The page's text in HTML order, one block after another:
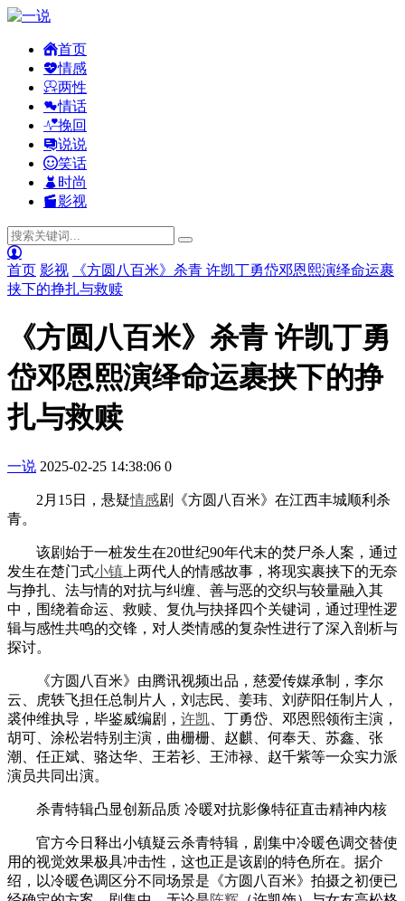
首页
情感
两性
情话
挽回
说说
笑话
时尚
影视
首页 影视
《方圆八百米》杀青 许凯丁勇岱邓恩熙演绎命运裹
挟下的挣扎与救赎
《方圆八百米》杀青 许凯丁勇
岱邓恩熙演绎命运裹挟下的挣
扎与救赎
一说 2025-02-25 14:38:06 0
2月15日，悬疑情感剧《方圆八百米》在江西丰城顺利杀
青。
该剧始于一桩发生在20世纪90年代末的焚尸杀人案，通过
发生在楚门式小镇 上两代人的情感故事，将现实裹挟下的无奈
与挣扎、法与情的对抗与纠缠、善与恶的交织与较量融入其
中，围绕着命运、救赎、复仇与抉择四个关键词，通过理性逻
辑与感性共鸣的交锋，对人类情感的复杂性进行了深入剖析与
探讨。
《方圆八百米》由腾讯视频出品，慈爱传媒承制，李尔
云、虎轶飞担任总制片人，刘志民、姜玮、刘萨阳任制片人，
裘仲维执导，毕鉴威编剧， 许凯 、丁勇岱、邓恩熙领衔主演，
胡可、涂松岩特别主演，曲栅栅、赵麒、何奉天、苏鑫、张
潮、任正斌、骆达华、王若衫、王沛禄、赵千紫等一众实力派
演员共同出演。
杀青特辑凸显创新品质 冷暖对抗影像特征直击精神内核
官方今日释出小镇疑云杀青特辑，剧集中冷暖色调交替使
用的视觉效果极具冲击性，这也正是该剧的特色所在。据介
绍，以冷暖色调区分不同场景是《方圆八百米》拍摄之初便已